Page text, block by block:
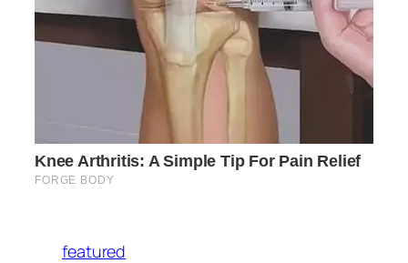
featured